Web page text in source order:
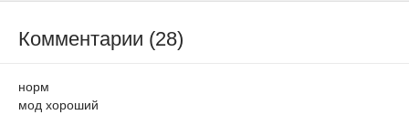
Комментарии (28)
норм
мод хороший